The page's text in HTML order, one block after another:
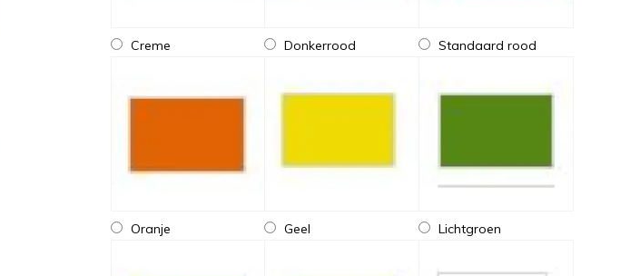
Creme Donkerrood Standaard rood
Oranje Geel Lichtgroen